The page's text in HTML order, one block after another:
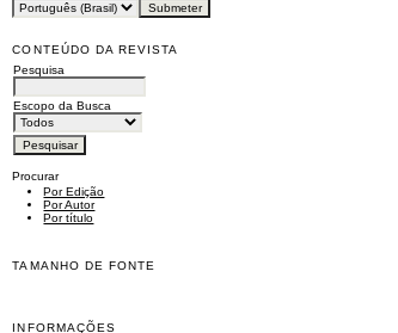
CONTEÚDO DA REVISTA
Pesquisa
Escopo da Busca
Procurar
Por Edição
Por Autor
Por título
TAMANHO DE FONTE
INFORMAÇÕES